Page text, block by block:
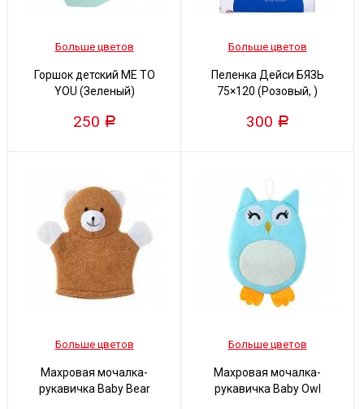
Больше цветов
Горшок детский ME TO
YOU (Зеленый)
250 Р
Больше цветов
Пеленка Дейси БЯЗЬ
75×120 (Розовый, )
300 Р
Больше цветов
Махровая мочалка-
рукавичка Baby Bear
Больше цветов
Махровая мочалка-
рукавичка Baby Owl